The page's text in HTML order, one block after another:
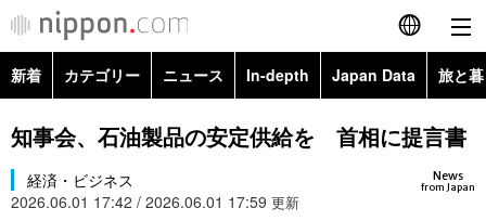
English
简体字
カテゴリー
新着 カテゴリー ニュース In-depth Japan Data 旅と
政治・外交
経済・ビジネス
Topics
Images
知事会、石油製品の安定供給を 首相に提言書
News
from Japan
経済・ビジネス
2026.06.01 17:42 / 2026.06.01 17:59 更新